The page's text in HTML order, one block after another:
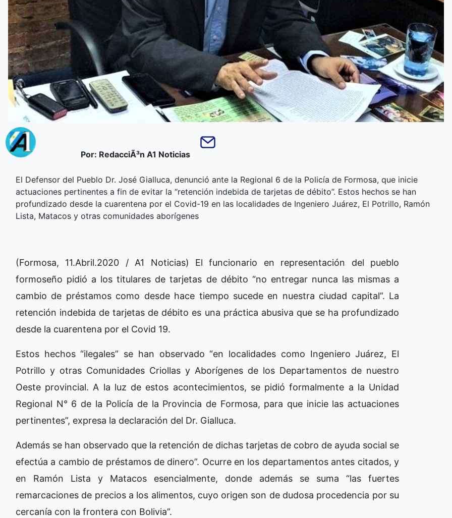
Por: RedacciÃ³n A1 Noticias
El Defensor del Pueblo Dr. José Gialluca, denunció ante la Regional 6 de la Policía de Formosa, que inicie
actuaciones pertinentes a fin de evitar la “retención indebida de tarjetas de débito”. Estos hechos se han
profundizado desde la cuarentena por el Covid-19 en las localidades de Ingeniero Juárez, El Potrillo, Ramón
Lista, Matacos y otras comunidades aborígenes
(Formosa, 11.Abril.2020 / A1 Noticias) El funcionario en representación del pueblo
formoseño pidió a los titulares de tarjetas de débito “no entregar nunca las mismas a
cambio de préstamos como desde hace tiempo sucede en nuestra ciudad capital”. La
retención indebida de tarjetas de débito es una práctica abusiva que se ha profundizado
desde la cuarentena por el Covid 19.
Estos hechos “ilegales” se han observado “en localidades como Ingeniero Juárez, El
Potrillo y otras Comunidades Criollas y Aborígenes de los Departamentos de nuestro
Oeste provincial. A la luz de estos acontecimientos, se pidió formalmente a la Unidad
Regional N° 6 de la Policía de la Provincia de Formosa, para que inicie las actuaciones
pertinentes”, expresa la declaración del Dr. Gialluca.
Además se han observado que la retención de dichas tarjetas de cobro de ayuda social se
efectúa a cambio de préstamos de dinero”. Ocurre en los departamentos antes citados, y
en Ramón Lista y Matacos esencialmente, donde además se suma “las fuertes
remarcaciones de precios a los alimentos, cuyo origen son de dudosa procedencia por su
cercanía con la frontera con Bolivia”.